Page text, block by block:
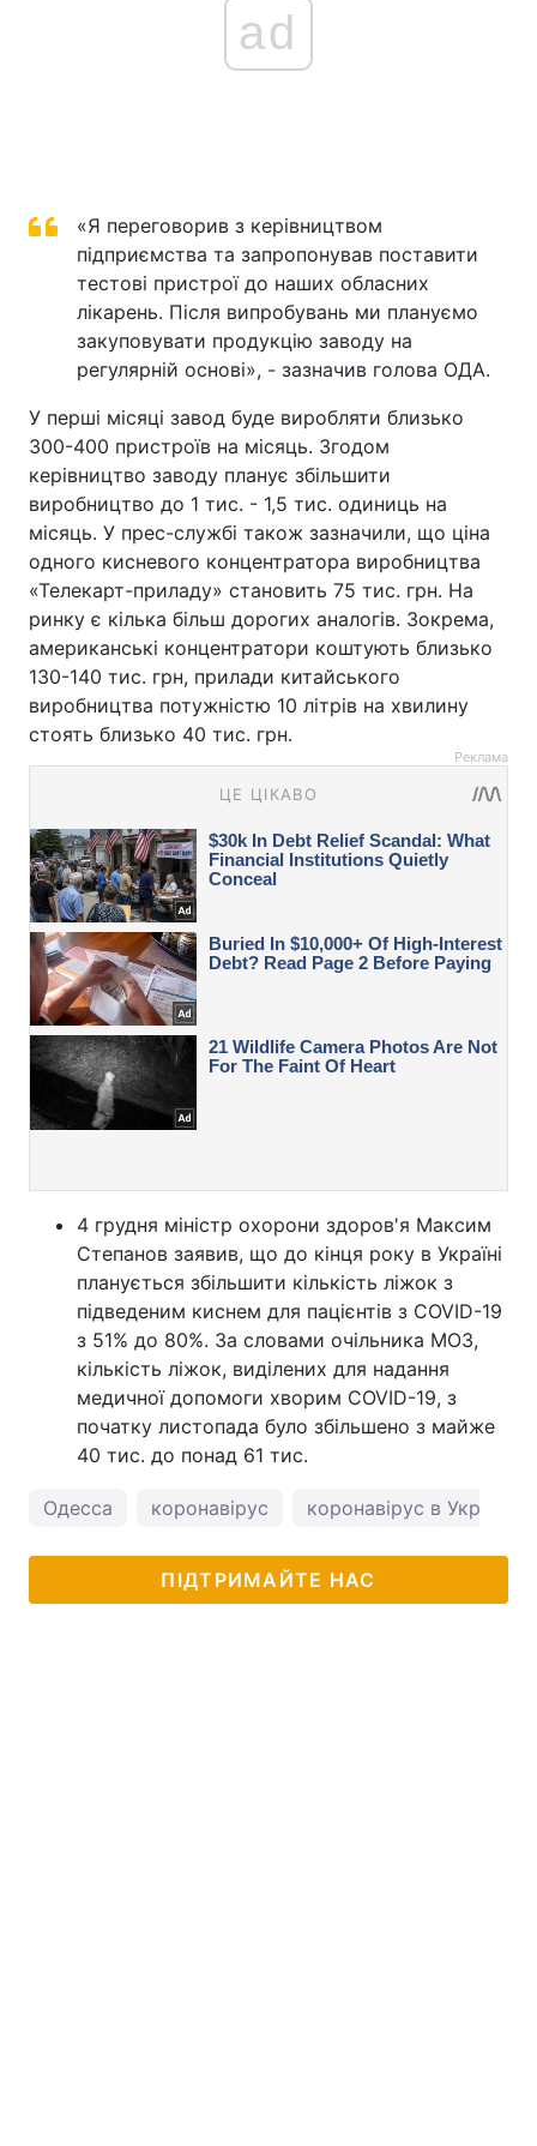
ad
«Я переговорив з керівництвом
підприємства та запропонував поставити
тестові пристрої до наших обласних
лікарень. Після випробувань ми плануємо
закуповувати продукцію заводу на
регулярній основі», - зазначив голова ОДА.
У перші місяці завод буде виробляти близько
300-400 пристроїв на місяць. Згодом
керівництво заводу планує збільшити
виробництво до 1 тис. - 1,5 тис. одиниць на
місяць. У прес-службі також зазначили, що ціна
одного кисневого концентратора виробництва
«Телекарт-приладу» становить 75 тис. грн. На
ринку є кілька більш дорогих аналогів. Зокрема,
американські концентратори коштують близько
130-140 тис. грн, прилади китайського
виробництва потужністю 10 літрів на хвилину
стоять близько 40 тис. грн.
Реклама
4 грудня міністр охорони здоров'я Максим
Степанов заявив, що до кінця року в Україні
планується збільшити кількість ліжок з
підведеним киснем для пацієнтів з COVID-19
з 51% до 80%. За словами очільника МОЗ,
кількість ліжок, виділених для надання
медичної допомоги хворим COVID-19, з
початку листопада було збільшено з майже
40 тис. до понад 61 тис.
Одесса коронавірус коронавірус в Україні
ПІДТРИМАЙТЕ НАС